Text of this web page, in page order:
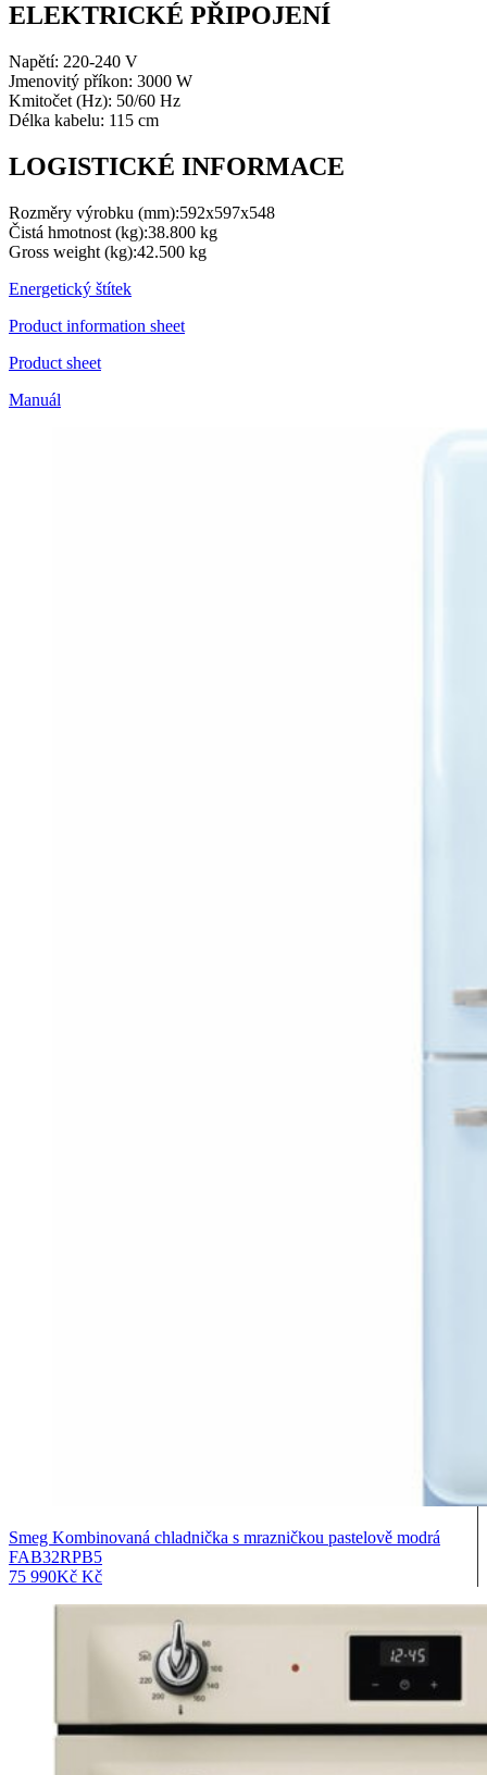
ELEKTRICKÉ PŘIPOJENÍ
Napětí: 220-240 V
Jmenovitý příkon: 3000 W
Kmitočet (Hz): 50/60 Hz
Délka kabelu: 115 cm
LOGISTICKÉ INFORMACE
Rozměry výrobku (mm):592x597x548
Čistá hmotnost (kg):38.800 kg
Gross weight (kg):42.500 kg
Energetický štítek
Product information sheet
Product sheet
Manuál
Smeg Kombinovaná chladnička s mrazničkou pastelově modrá
FAB32RPB5
75 990Kč Kč